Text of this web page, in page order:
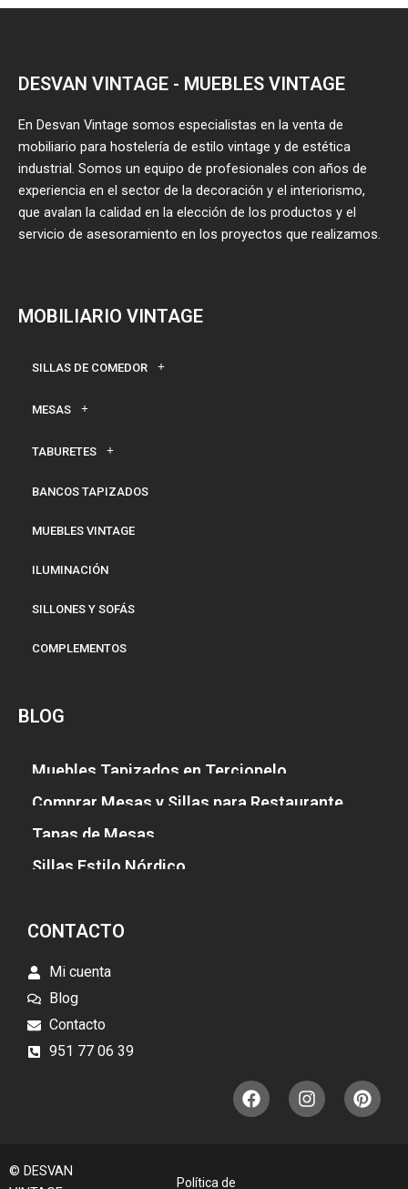
DESVAN VINTAGE - MUEBLES VINTAGE
En Desvan Vintage somos especialistas en la venta de
mobiliario para hostelería de estilo vintage y de estética
industrial. Somos un equipo de profesionales con años de
experiencia en el sector de la decoración y el interiorismo,
que avalan la calidad en la elección de los productos y el
servicio de asesoramiento en los proyectos que realizamos.
MOBILIARIO VINTAGE
SILLAS DE COMEDOR
MESAS
TABURETES
BANCOS TAPIZADOS
MUEBLES VINTAGE
ILUMINACIÓN
SILLONES Y SOFÁS
COMPLEMENTOS
BLOG
Muebles Tapizados en Terciopelo
Comprar Mesas y Sillas para Restaurante
Tapas de Mesas
Sillas Estilo Nórdico
CONTACTO
Mi cuenta
Blog
Contacto
951 77 06 39
F
a
I
n
P
i
© DESVAN
Política de